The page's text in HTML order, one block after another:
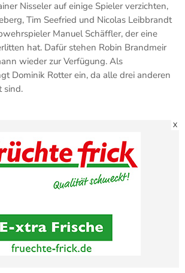
Nisseler auf einige Spieler verzichten,
Tim Seefried und Nicolas Leibbrandt
Manuel Schäffler, der eine
hat. Dafür stehen Robin Brandmeir
wieder zur Verfügung. Als
Dominik Rotter ein, da alle drei anderen
sind.
X